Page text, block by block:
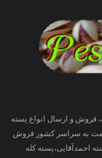
فروش و ارسال انواع پسته
به سراسر کشور فروش
احمدآقایی،پسته کله